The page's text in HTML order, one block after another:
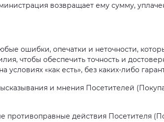
возвращает ему сумму,
ошибки, опечатки и неточности,
чтобы обеспечить точность и
«как есть», без каких-либо
и мнения Посетителей
противоправные действия Посетителя